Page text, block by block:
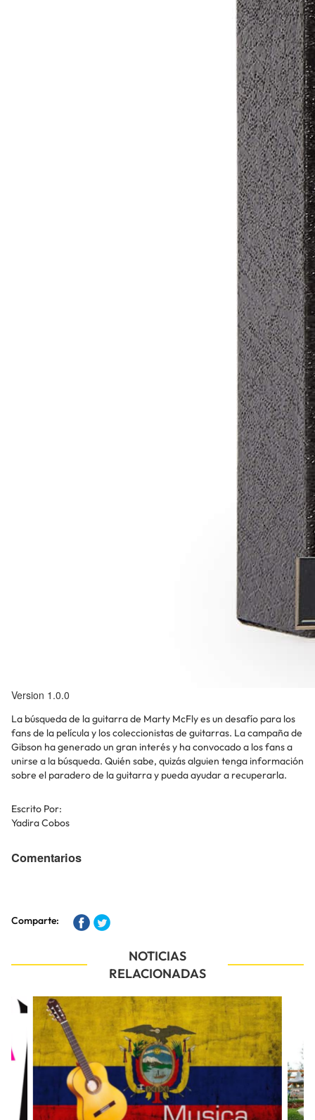
Version 1.0.0
La búsqueda de la guitarra de Marty McFly es un desafío para los
fans de la película y los coleccionistas de guitarras. La campaña de
Gibson ha generado un gran interés y ha convocado a los fans a
unirse a la búsqueda. Quién sabe, quizás alguien tenga información
sobre el paradero de la guitarra y pueda ayudar a recuperarla.
Escrito Por:
Yadira Cobos
Comentarios
Comparte:
NOTICIAS
RELACIONADAS